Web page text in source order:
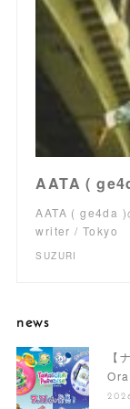
AATA ( ge4da )
writer / Tokyo
SUZURI
news
【